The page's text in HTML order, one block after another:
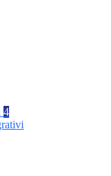
4